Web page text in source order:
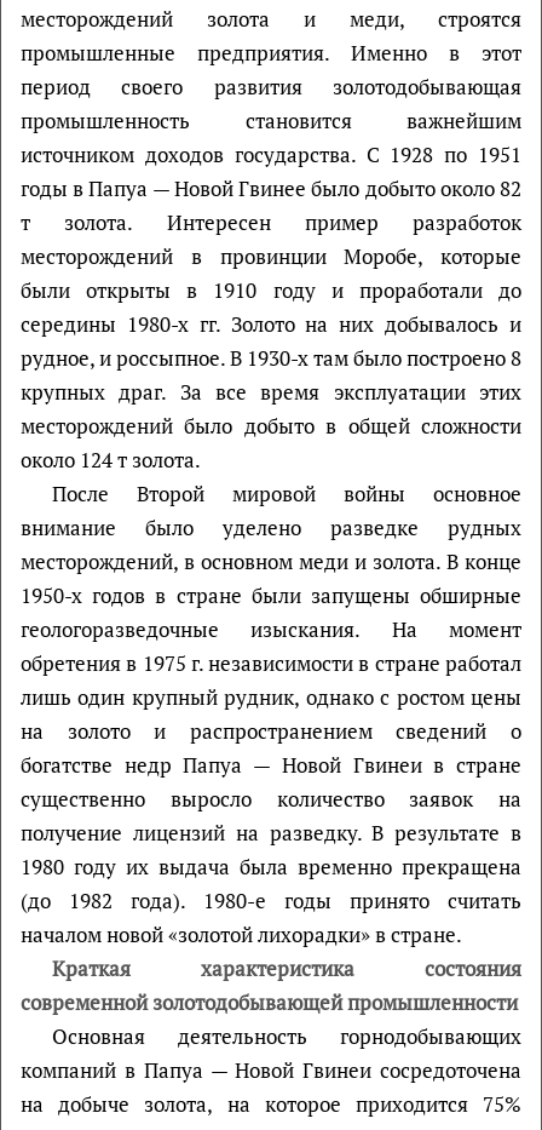
месторождений золота и меди, строятся
промышленные предприятия. Именно в этот
период своего развития золотодобывающая
промышленность становится важнейшим
источником доходов государства. С 1928 по 1951
годы в Папуа — Новой Гвинее было добыто около 82
т золота. Интересен пример разработок
месторождений в провинции Моробе, которые
были открыты в 1910 году и проработали до
середины 1980-х гг. Золото на них добывалось и
рудное, и россыпное. В 1930-х там было построено 8
крупных драг. За все время эксплуатации этих
месторождений было добыто в общей сложности
около 124 т золота.
После Второй мировой войны основное
внимание было уделено разведке рудных
месторождений, в основном меди и золота. В конце
1950-х годов в стране были запущены обширные
геологоразведочные изыскания. На момент
обретения в 1975 г. независимости в стране работал
лишь один крупный рудник, однако с ростом цены
на золото и распространением сведений о
богатстве недр Папуа — Новой Гвинеи в стране
существенно выросло количество заявок на
получение лицензий на разведку. В результате в
1980 году их выдача была временно прекращена
(до 1982 года). 1980-е годы принято считать
началом новой «золотой лихорадки» в стране.
Краткая характеристика состояния
современной золотодобывающей промышленности
Основная деятельность горнодобывающих
компаний в Папуа — Новой Гвинеи сосредоточена
на добыче золота, на которое приходится 75%